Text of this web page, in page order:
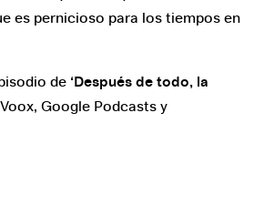
es pernicioso para los tiempos en
de ‘Después de todo, la
Google Podcasts y